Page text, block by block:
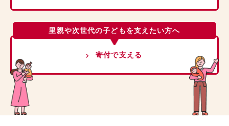
里親や次世代の子どもを支えたい方へ
寄付で支える